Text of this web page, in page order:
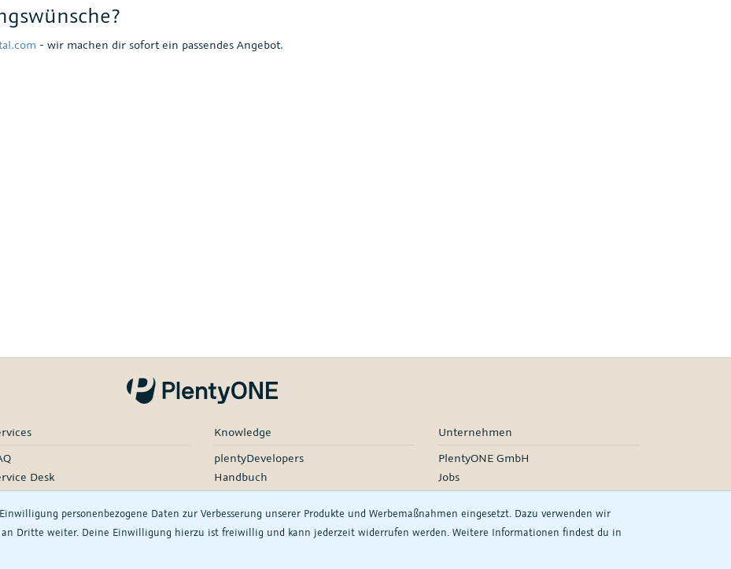
personenbezogene Daten zur Verbesserung unserer Produkte und Werbemaßnahmen eingesetzt. Dazu verwenden wir
an Dritte weiter. Deine Einwilligung hierzu ist freiwillig und kann jederzeit widerrufen werden. Weitere Informationen findest du in
- wir machen dir sofort ein passendes Angebot.
Desk
Übersicht
& Launch Services
Services
Knowledge
plentyDevelopers
Handbuch
Product Information Hub
Unternehmen
PlentyONE GmbH
Jobs
Events